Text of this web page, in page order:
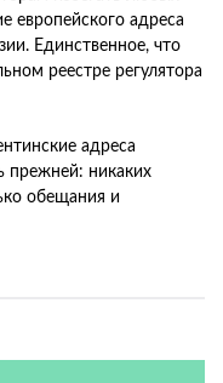
европейского адреса
Единственное, что
реестре регулятора
адреса
прежней: никаких
обещания и